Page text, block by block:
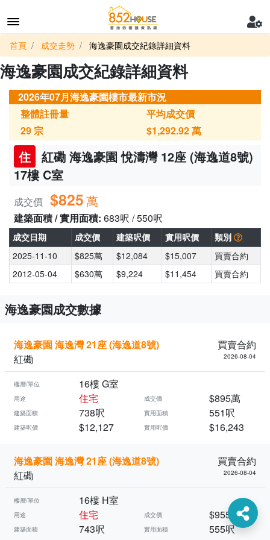
首頁 成交走勢 海逸豪園成交紀錄詳細資料
海逸豪園成交紀錄詳細資料
2026年07月海逸豪園樓市最新市況
整體註冊量
29宗
平均成交價
$1,292.92萬
住
紅磡 海逸豪園 悅濤灣 12座 (海逸道8號)
17樓 C室
成交價 $825萬
建築面積 / 實用面積: 683呎 / 550呎
成交日期 成交價 建築呎價 實用呎價
類別
2025-11-10
$825萬 $12,084 $15,007
買賣合約
2012-05-04
$630萬 $9,224 $11,454 買賣合約
海逸豪園成交數據
海逸豪園 海逸灣 21座 (海逸道8號)
買賣合約
紅磡
2026-08-04
樓層/單位 16樓 G室
用途 住宅 成交價 $895萬
建築面積 738呎 實用面積 551呎
建築呎價 $12,127 實用呎價 $16,243
海逸豪園 海逸灣 21座 (海逸道8號)
買賣合約
紅磡
2026-08-04
樓層/單位 16樓 H室
用途 住宅 成交價 $955萬
建築面積 743呎 實用面積 555呎